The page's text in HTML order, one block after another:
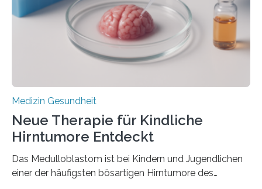
hypertrophe Kardiomyopathie (HCM) ist die häufigste
erblich bedingte Herzerkrankung. Sie führt dazu, dass
sich die linke Herzkammer verdickt, der Herzmuskel zu
stark kontrahiert…
Medizin Gesundheit
Neue Therapie für Kindliche
Hirntumore Entdeckt
Das Medulloblastom ist bei Kindern und Jugendlichen
einer der häufigsten bösartigen Hirntumore des